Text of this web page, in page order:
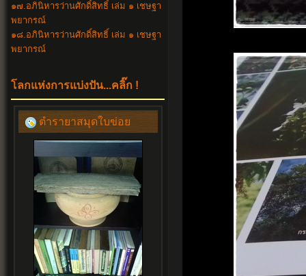
๑๗.อภินิหารว่านศักดิ์สิทธิ์ เล่ม ๑ เชษฐา
พยากรณ์
๑๘.อภินิหารว่านศักดิ์สิทธิ์ เล่ม ๑ เชษฐา
พยากรณ์
โลกแห่งการแบ่งปัน...คลิ๊ก !
ตำรายาสมุดใบข่อย